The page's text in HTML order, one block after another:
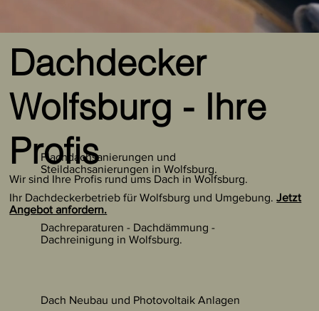
Flachdachsanierungen und
Steildachsanierungen in Wolfsburg.
Dach Neubau und Photovoltaik Anlagen
Dachreparaturen - Dachdämmung -
Dachreinigung in Wolfsburg.
Dachdecker
Wolfsburg - Ihre
Profis
Wir sind Ihre Profis rund ums Dach in Wolfsburg.
Ihr Dachdeckerbetrieb für Wolfsburg und Umgebung.Jetzt
Angebot anfordern.